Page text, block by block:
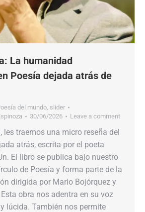
La humanidad
Poesía dejada atrás de
del mundo, slider
30/06/2026 Leave a comment
les traemos una micro reseña del
atrás, escrita por el poeta
El libro se publica bajo nuestro
de Poesía​​ y forma parte de la
dirigida por​​ Mario Bojórquez​​ y​​
obra nos adentra en su voz
lúcida. También nos permite